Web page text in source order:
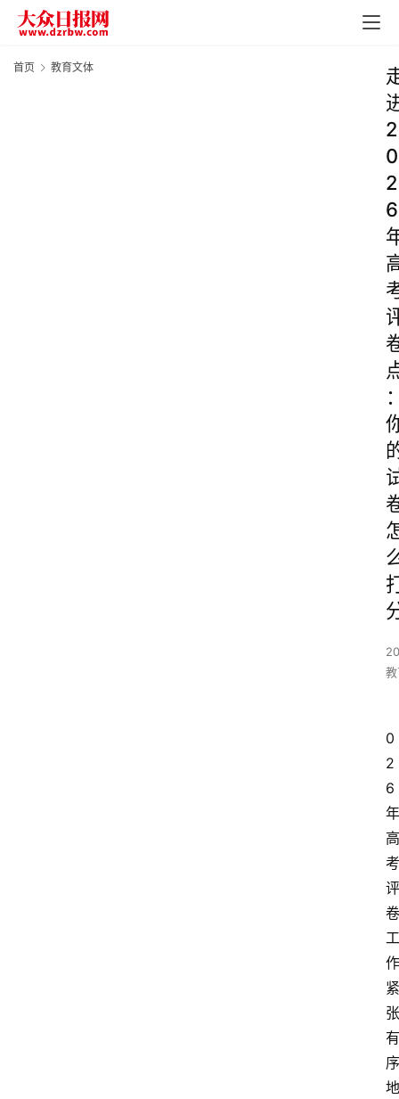
首页 教育文体
2
0
2
6
0
2
6
年
高
考
评
卷
工
作
紧
张
有
序
地